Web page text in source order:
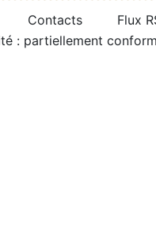
Contacts
Flux
: partiellement